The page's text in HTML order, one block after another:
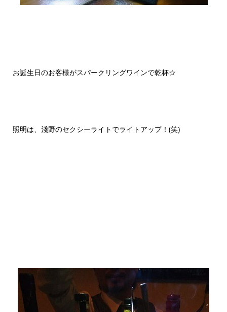
お誕生日のお客様がスパークリングワインで乾杯☆
照明は、淺野のセクシーライトでライトアップ！(笑)